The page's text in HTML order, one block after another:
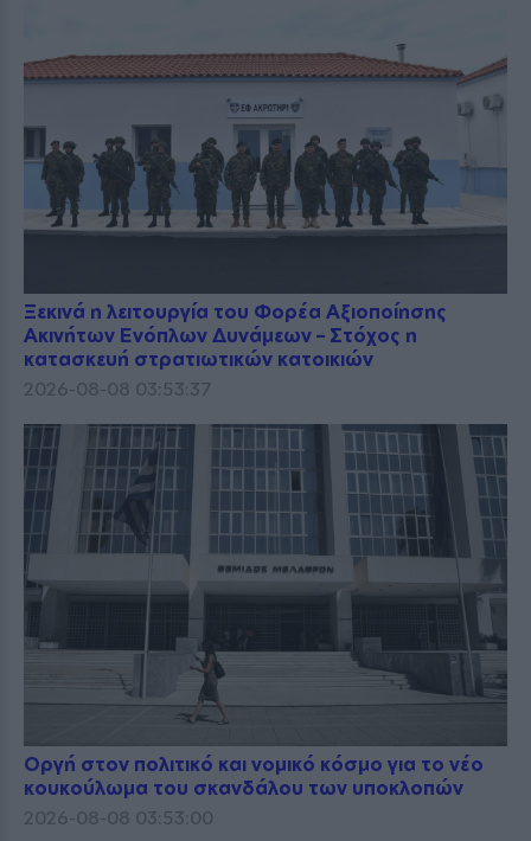
Ξεκινά η λειτουργία του Φορέα Αξιοποίησης
Ακινήτων Ενόπλων Δυνάμεων – Στόχος η
κατασκευή στρατιωτικών κατοικιών
2026-08-08 03:53:37
Οργή στον πολιτικό και νομικό κόσμο για το νέο
κουκούλωμα του σκανδάλου των υποκλοπών
2026-08-08 03:53:00